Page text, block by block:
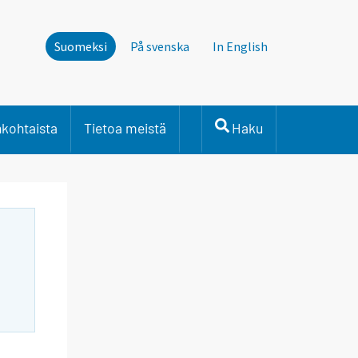
Suomeksi På svenska In English
Tietoa meistä Haku